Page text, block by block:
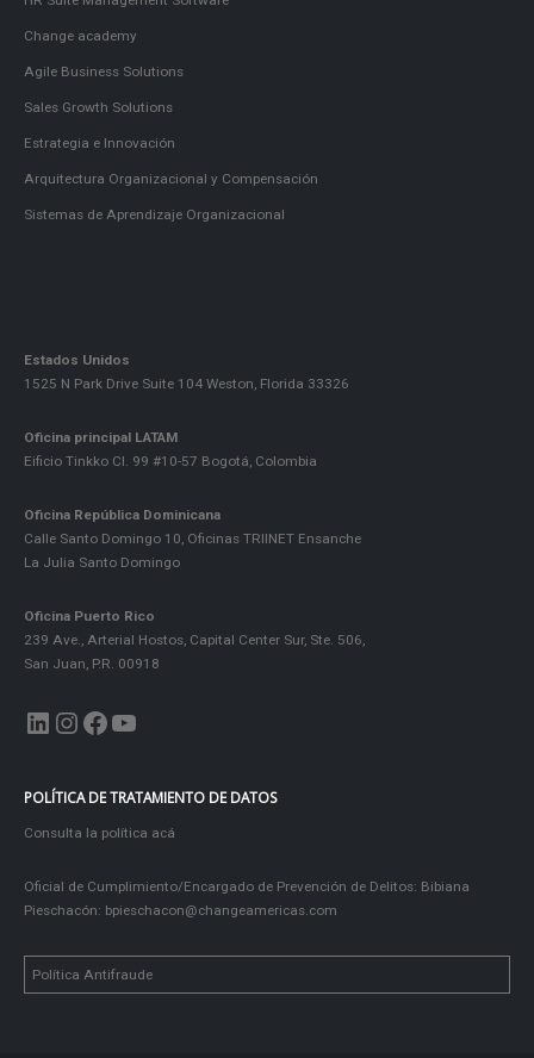
Change academy
Agile Business Solutions
Sales Growth Solutions
Estrategia e Innovación
Arquitectura Organizacional y Compensación
Sistemas de Aprendizaje Organizacional
Estados Unidos
1525 N Park Drive Suite 104 Weston, Florida 33326
Oficina principal LATAM
Eificio Tinkko Cl. 99 #10-57 Bogotá, Colombia
Oficina República Dominicana
Calle Santo Domingo 10, Oficinas TRIINET Ensanche
La Julia Santo Domingo
Oficina Puerto Rico
239 Ave., Arterial Hostos, Capital Center Sur, Ste. 506,
San Juan, P.R. 00918
LinkedIn InstagramFacebook YouTube
POLÍTICA DE TRATAMIENTO DE DATOS
Consulta la política acá
Oficial de Cumplimiento/Encargado de Prevención de Delitos: Bibiana
Pieschacón: bpieschacon@changeamericas.com
Política Antifraude